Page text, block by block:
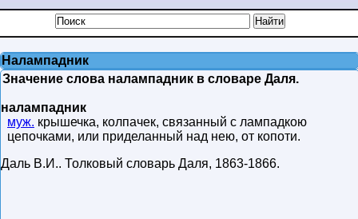
Налампадник
Значение слова налампадник в словаре Даля.
налампадник
муж. крышечка, колпачек, связанный с лампадкою
цепочками, или приделанный над нею, от копоти.
Даль В.И.. Толковый словарь Даля, 1863-1866.